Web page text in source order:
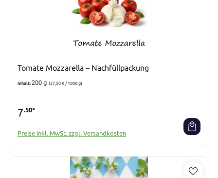
Tomate Mozzarella – Nachfüllpackung
Inhalt: 200 g (37,50 € / 1000 g)
7.50*
Preise inkl. MwSt. zzgl. Versandkosten